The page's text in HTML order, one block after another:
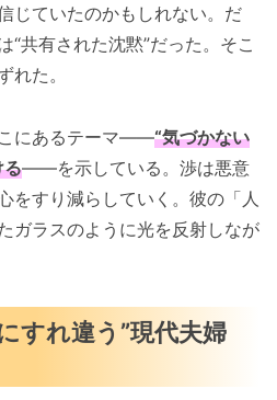
じていたのかもしれない。だ
“共有された沈黙”だった。そこ
れた。
にあるテーマ――“気づかない
る――を示している。渉は悪意
をすり減らしていく。彼の「人
ガラスのように光を反射しなが
すれ違う”現代夫婦